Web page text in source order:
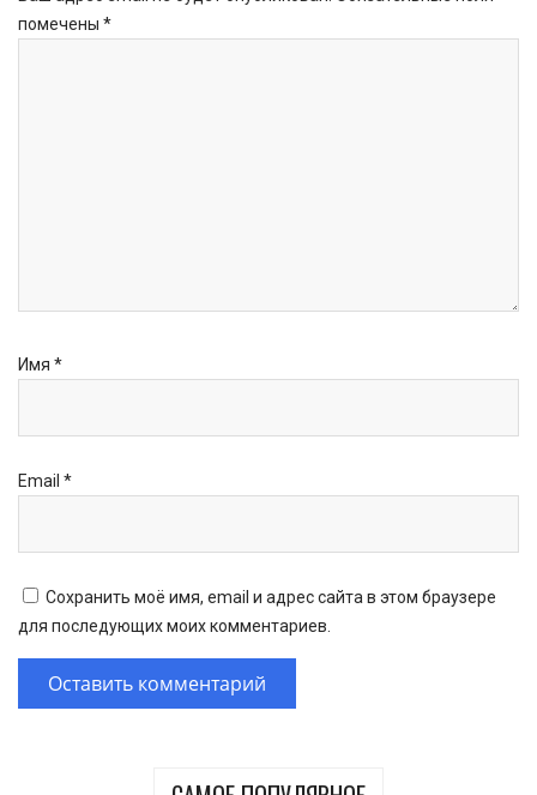
помечены *
Имя *
Email *
Сохранить моё имя, email и адрес сайта в этом браузере
для последующих моих комментариев.